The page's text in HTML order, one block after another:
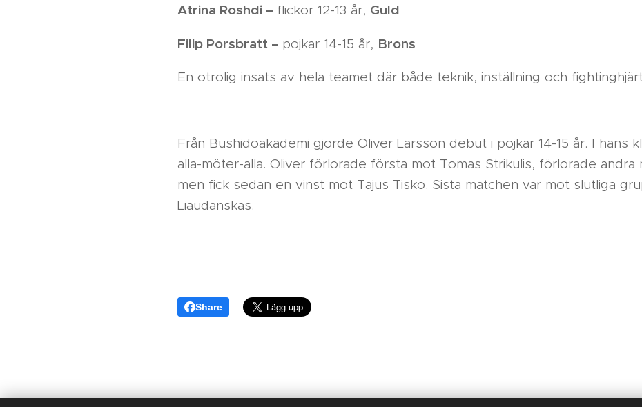
Atrina Roshdi – flickor 12-13 år, Guld
Filip Porsbratt – pojkar 14-15 år, Brons
En otrolig insats av hela teamet där både teknik, inställning och
Från Bushidoakademi gjorde Oliver Larsson debut i pojkar 14-15 år. I hans
alla-möter-alla. Oliver förlorade första mot Tomas Strikulis, förlorade andra
men fick sedan en vinst mot Tajus Tisko. Sista matchen var mot slutliga
Liaudanskas.
Share